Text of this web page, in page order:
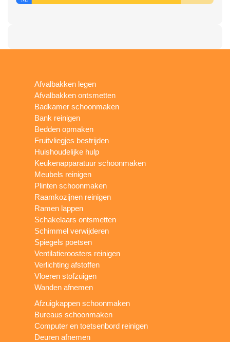
Afvalbakken legen
Afvalbakken ontsmetten
Badkamer schoonmaken
Bank reinigen
Bedden opmaken
Fruitvliegjes bestrijden
Huishoudelijke hulp
Keukenapparatuur schoonmaken
Meubels reinigen
Plinten schoonmaken
Raamkozijnen reinigen
Ramen lappen
Schakelaars ontsmetten
Schimmel verwijderen
Spiegels poetsen
Ventilatieroosters reinigen
Verlichting afstoffen
Vloeren stofzuigen
Wanden afnemen
Afzuigkappen schoonmaken
Bureaus schoonmaken
Computer en toetsenbord reinigen
Deuren afnemen